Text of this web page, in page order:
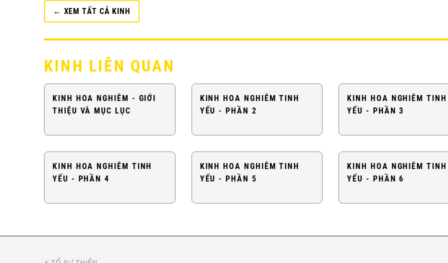
← XEM TẤT CẢ KINH
KINH LIÊN QUAN
KINH HOA NGHIÊM - GIỚI
THIỆU VÀ MỤC LỤC
KINH HOA NGHIÊM TINH
YẾU - PHẦN 2
KINH HOA NGHIÊM TINH
YẾU - PHẦN 3
KINH HOA NGHIÊM TINH
YẾU - PHẦN 4
KINH HOA NGHIÊM TINH
YẾU - PHẦN 5
KINH HOA NGHIÊM TINH
YẾU - PHẦN 6